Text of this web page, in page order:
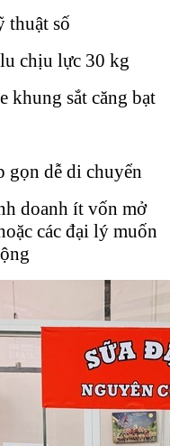
thuật số
chịu lực 30 kg
khung sắt căng bạt
gọn dễ di chuyển
doanh ít vốn mở
các đại lý muốn